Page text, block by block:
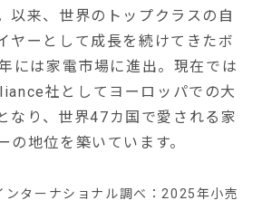
以来、世界のトップクラスの自
ヤーとして成長を続けてきたボ
には家電市場に進出。現在では
社としてヨーロッパでの大
なり、世界47カ国で愛される家
の地位を築いています。
ターナショナル調べ：2025年小売